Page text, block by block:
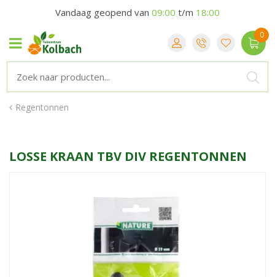
Regentonnen
Vandaag geopend van 09:00 t/m 18:00
LOSSE KRAAN TBV DIV REGENTONNEN